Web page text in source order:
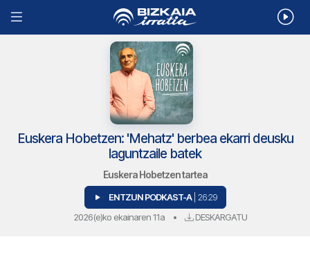
Euskera Hobetzen: 'Mehatz' berbea ekarri deusku
laguntzaile batek
Euskera Hobetzen tartea
ENTZUN PODKAST-A | 26:29
2026(e)ko ekainaren 11a • DESKARGATU